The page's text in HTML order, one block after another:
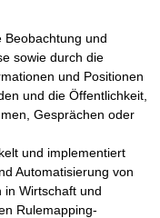
Beobachtung und
sowie durch die
und Positionen
und die Öffentlichkeit,
Gesprächen oder
und implementiert
Automatisierung von
in Wirtschaft und
Rulemapping-